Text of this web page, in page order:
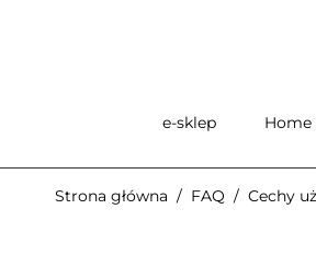
e-sklep Home
Strona główna / FAQ / Cechy